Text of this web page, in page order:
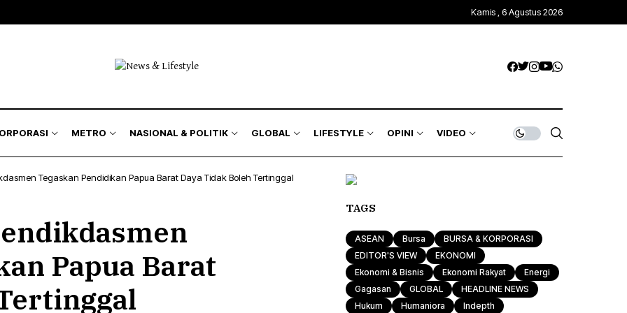
Kamis , 6 Agustus 2026
METRO NASIONAL & POLITIK GLOBAL LIFESTYLE OPINI VIDEO
Tegaskan Pendidikan Papua Barat Daya Tidak Boleh Tertinggal
Papua Barat
TAGS
ASEAN Bursa
BURSA & KORPORASI
EDITOR'S VIEW
EKONOMI
Ekonomi & Bisnis
Ekonomi Rakyat
Energi
Gagasan
GLOBAL
HEADLINE NEWS
Hukum
Humaniora
Indepth